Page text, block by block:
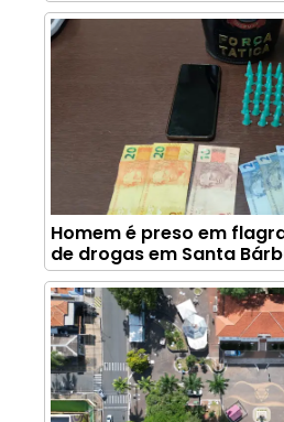
Homem é preso em
de drogas em Santa